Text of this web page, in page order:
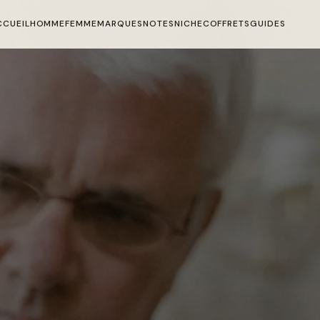
HOMMEFEMMEMARQUESNOTESNICHECOFFRETSGUIDES